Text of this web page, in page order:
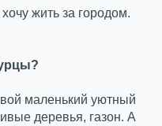
жить за городом.
маленький уютный
деревья, газон. А